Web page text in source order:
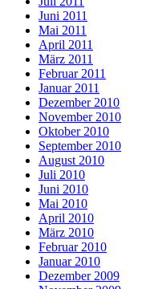
Juni 2011
Mai 2011
April 2011
März 2011
Februar 2011
Januar 2011
Dezember 2010
November 2010
Oktober 2010
September 2010
August 2010
Juli 2010
Juni 2010
Mai 2010
April 2010
März 2010
Februar 2010
Januar 2010
Dezember 2009